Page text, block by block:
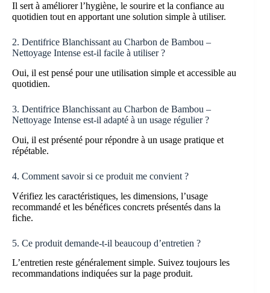
Il sert à améliorer l’hygiène, le sourire et la confiance au
quotidien tout en apportant une solution simple à utiliser.
2. Dentifrice Blanchissant au Charbon de Bambou –
Nettoyage Intense est-il facile à utiliser ?
Oui, il est pensé pour une utilisation simple et accessible au
quotidien.
3. Dentifrice Blanchissant au Charbon de Bambou –
Nettoyage Intense est-il adapté à un usage régulier ?
Oui, il est présenté pour répondre à un usage pratique et
répétable.
4. Comment savoir si ce produit me convient ?
Vérifiez les caractéristiques, les dimensions, l’usage
recommandé et les bénéfices concrets présentés dans la
fiche.
5. Ce produit demande-t-il beaucoup d’entretien ?
L’entretien reste généralement simple. Suivez toujours les
recommandations indiquées sur la page produit.